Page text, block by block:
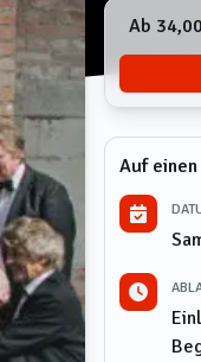
Ab
Auf